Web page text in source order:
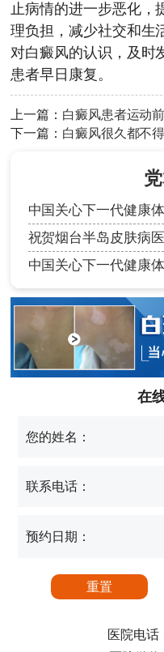
止病情的进一步恶化，
理负担，减少社交和生
对白癜风的认识，及时
患者早日康复。
上一篇： 白癜风患者运动
下一篇： 白癜风很久都不
中国关心下一代健康
祝贺烟台半岛皮肤病
中国关心下一代健康
在
您的姓名：
联系电话：
预约日期：
医院电话